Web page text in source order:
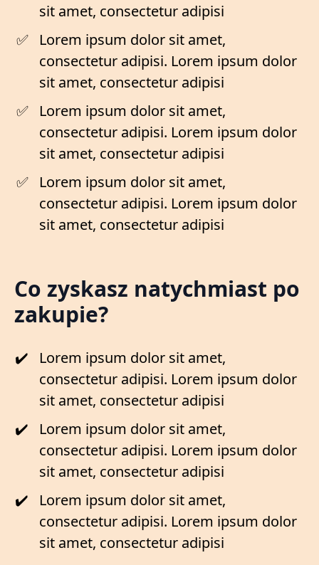
sit amet, consectetur adipisi
Lorem ipsum dolor sit amet,
consectetur adipisi. Lorem ipsum dolor
sit amet, consectetur adipisi
Lorem ipsum dolor sit amet,
consectetur adipisi. Lorem ipsum dolor
sit amet, consectetur adipisi
Lorem ipsum dolor sit amet,
consectetur adipisi. Lorem ipsum dolor
sit amet, consectetur adipisi
Co zyskasz natychmiast po
zakupie?
Lorem ipsum dolor sit amet,
consectetur adipisi. Lorem ipsum dolor
sit amet, consectetur adipisi
Lorem ipsum dolor sit amet,
consectetur adipisi. Lorem ipsum dolor
sit amet, consectetur adipisi
Lorem ipsum dolor sit amet,
consectetur adipisi. Lorem ipsum dolor
sit amet, consectetur adipisi